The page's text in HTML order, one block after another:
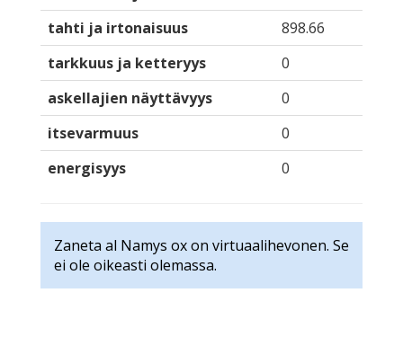
tahti ja irtonaisuus
898.66
tarkkuus ja ketteryys
0
askellajien näyttävyys
0
itsevarmuus
0
energisyys
0
Zaneta al Namys ox on virtuaalihevonen. Se
ei ole oikeasti olemassa.